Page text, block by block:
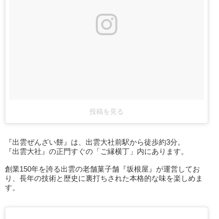
投稿を見る
『出雲ぜんざい餅』は、出雲大社前駅から徒歩約3分。
『出雲大社』の正門すぐの「ご縁横丁」内にあります。
創業150年を誇る出雲の老舗菓子舗『坂根屋』が運営してお
り、長年の技術と歴史に裏打ちされた本格的な味を楽しめま
す。